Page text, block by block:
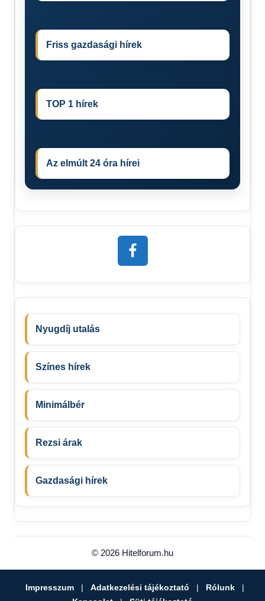
Friss gazdasági hírek
TOP 1 hírek
Az elmúlt 24 óra hírei
Nyugdíj utalás
Színes hírek
Minimálbér
Rezsi árak
Gazdasági hírek
© 2026 Hitelforum.hu
Impresszum | Adatkezelési tájékoztató | Rólunk
|